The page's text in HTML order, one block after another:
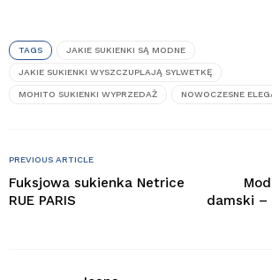
TAGS JAKIE SUKIENKI SĄ MODNE
JAKIE SUKIENKI WYSZCZUPLAJĄ SYLWETKĘ
MOHITO SUKIENKI WYPRZEDAŻ NOWOCZESNE
PREVIOUS ARTICLE
Fuksjowa sukienka Netrice
RUE PARIS
damski –